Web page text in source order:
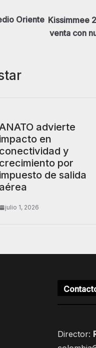
Oriente Kissimmee
venta con
advierte
impacto en
conectividad y
crecimiento por
impuesto de salida
aérea
julio 1, 2026
Director: